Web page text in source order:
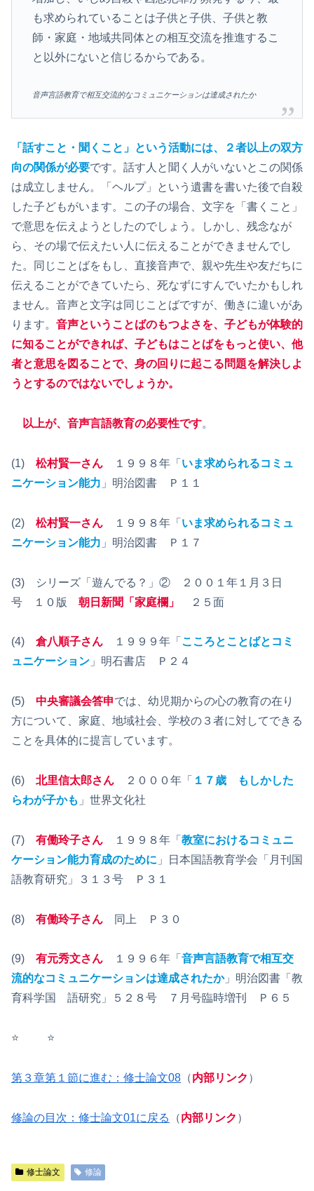
も求められていることは子供と子供、子供と教
師・家庭・地域共同体との相互交流を推進するこ
と以外にないと信じるからである。
音声言語教育で相互交流的なコミュニケーションは達成されたか
「話すこと・聞くこと」という活動には、２者以上の双方
向の関係が必要です。話す人と聞く人がいないとこの関係
は成立しません。「ヘルプ」という遺書を書いた後で自殺
した子どもがいます。この子の場合、文字を「書くこと」
で意思を伝えようとしたのでしょう。しかし、残念なが
ら、その場で伝えたい人に伝えることができませんでし
た。同じことばをもし、直接音声で、親や先生や友だちに
伝えることができていたら、死なずにすんでいたかもしれ
ません。音声と文字は同じことばですが、働きに違いがあ
ります。 音声ということばのもつよさを、子どもが体験的
に知ることができれば、子どもはことばをもっと使い、他
者と意思を図ることで、身の回りに起こる問題を解決しよ
うとするのではないでしょうか。
以上が、音声言語教育の必要性です。
(1) 松村賢一さん １９９８年「 いま求められるコミュ
ニケーション能力 」明治図書 Ｐ１１
(2) 松村賢一さん １９９８年「 いま求められるコミュ
ニケーション能力 」明治図書 Ｐ１７
(3) シリーズ「遊んでる？」② ２００１年１月３日
号 １０版 朝日新聞「家庭欄」 ２５面
(4) 倉八順子さん １９９９年「 こころとことばとコミ
ュニケーション 」明石書店 Ｐ２４
(5) 中央審議会答申では、幼児期からの心の教育の在り
方について、家庭、地域社会、学校の３者に対してできる
ことを具体的に提言しています。
(6) 北里信太郎さん ２０００年「 １７歳 もしかした
らわが子かも 」世界文化社
(7) 有働玲子さん １９９８年「 教室におけるコミュニ
ケーション能力育成のために 」日本国語教育学会「月刊国
語教育研究」３１３号 Ｐ３１
(8) 有働玲子さん 同上 Ｐ３０
(9) 有元秀文さん １９９６年「 音声言語教育で相互交
流的なコミュニケーションは達成されたか」明治図書「教
育科学国 語研究」５２８号 ７月号臨時増刊 Ｐ６５
⭐️ ⭐️
第３章第１節に進む：修士論文08 （内部リンク ）
修論の目次：修士論文01に戻る （内部リンク ）
修士論文 修論